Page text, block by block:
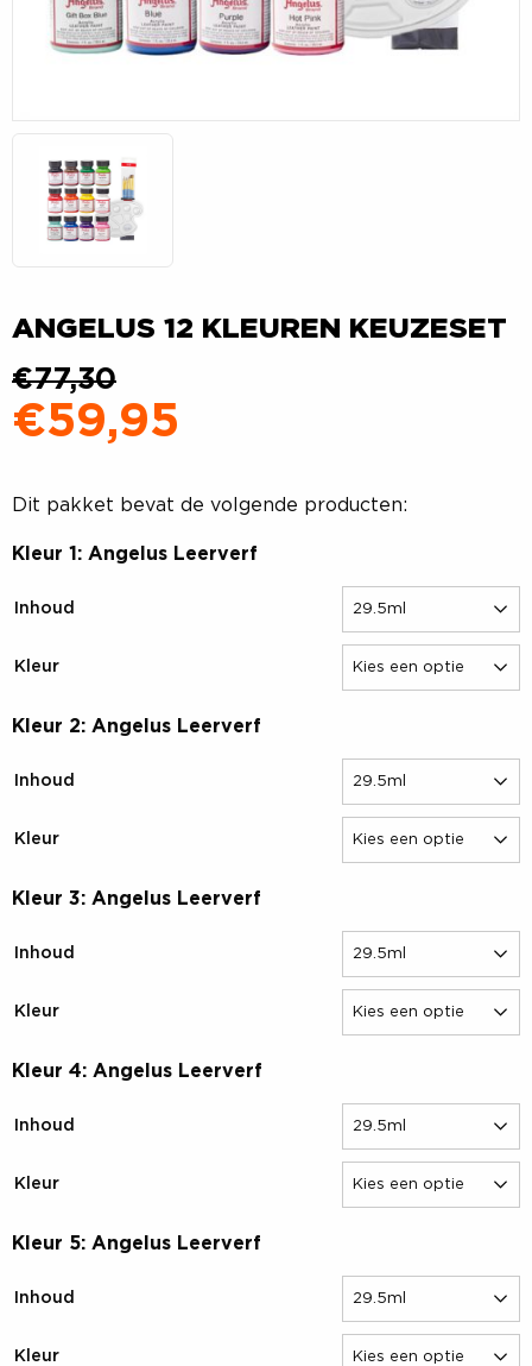
ANGELUS 12 KLEUREN KEUZESET
€77,30
Oorspronkelijke prijs was: €77,30.
€59,95
Dit pakket bevat de volgende producten:
Kleur 1: Angelus Leerverf
Inhoud
Kleur
Kleur 2: Angelus Leerverf
Inhoud
Kleur
Kleur 3: Angelus Leerverf
Inhoud
Kleur
Kleur 4: Angelus Leerverf
Inhoud
Kleur
Kleur 5: Angelus Leerverf
Inhoud
Kleur